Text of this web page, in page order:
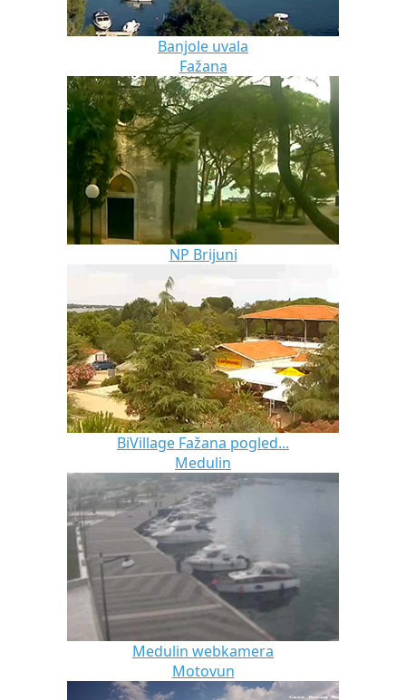
Banjole uvala
Fažana
NP Brijuni
BiVillage Fažana pogled...
Medulin
Medulin webkamera
Motovun